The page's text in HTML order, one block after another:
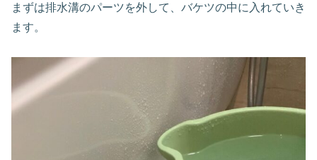
まずは排水溝のパーツを外して、バケツの中に入れていき
ます。